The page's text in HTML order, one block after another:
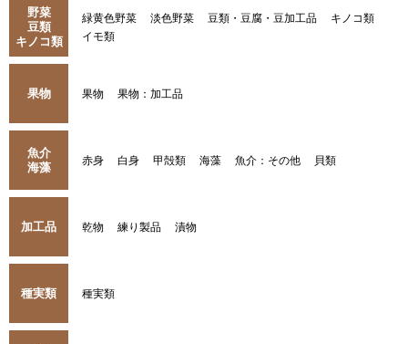
野菜
豆類
キノコ類
緑黄色野菜 淡色野菜 豆類・豆腐・豆加工品
キノコ類
イモ類
果物 果物 果物：加工品
魚介
海藻
赤身 白身 甲殻類 海藻 魚介：その他 貝類
加工品 乾物 練り製品 漬物
種実類 種実類